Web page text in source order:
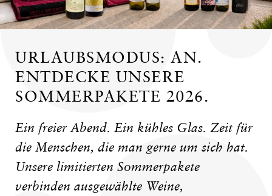
URLAUBSMODUS: AN.
ENTDECKE UNSERE
SOMMERPAKETE 2026.
Ein freier Abend. Ein kühles Glas. Zeit für
die Menschen, die man gerne um sich hat.
Unsere limitierten Sommerpakete
verbinden ausgewählte Weine,